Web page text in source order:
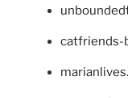
catfriends-